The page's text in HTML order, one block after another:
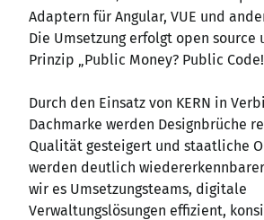
Adaptern für Angular, VUE und
Die Umsetzung erfolgt open source
Prinzip „Public Money? Public
Durch den Einsatz von KERN in
Dachmarke werden Designbrüche
Qualität gesteigert und staatliche
werden deutlich
wir es Umsetzungsteams, digitale
Verwaltungslösungen effizient,